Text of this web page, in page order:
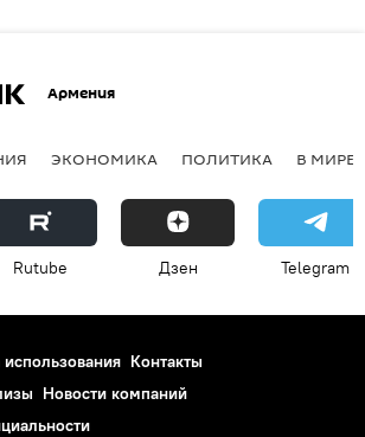
Армения
ЭКОНОМИКА ПОЛИТИКА В МИРЕ
Rutube Дзен Telegram
Контакты
Новости компаний